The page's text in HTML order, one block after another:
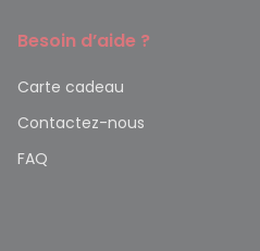
Besoin d’aide ?
Carte cadeau
Contactez-nous
FAQ